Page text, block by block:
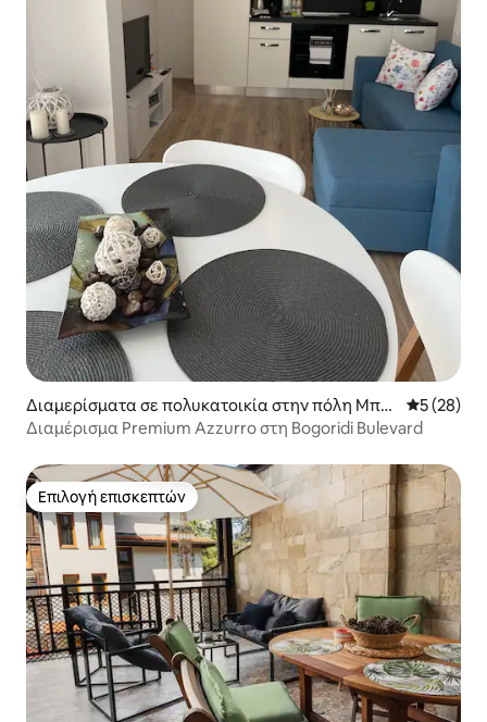
Διαμερίσματα σε πολυκατοικία στην πόλη Μπο
υργκάς
Μέση
5 (28)
Διαμέρισμα Premium Azzurro στη Bogoridi Bulevard
Επιλογή επισκεπτών
Επιλογή επισκεπτών